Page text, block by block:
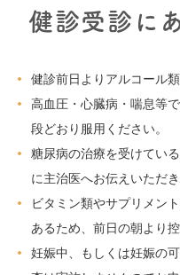
健診受診に
健診前日よりアルコール
高血圧・心臓病・喘息等
段どおり服用ください。
糖尿病の治療を受けてい
に主治医へお伝えいただ
ビタミン類やサプリメン
あるため、前日の朝より控
妊娠中、もしくは妊娠の